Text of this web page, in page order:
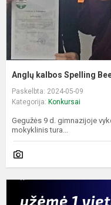
Anglų kalbos Spelling
Paskelbta: 2024-05-09
Kategorija: Konkursai
Gegužės 9 d. gimnazijoje
mokyklinis tura...